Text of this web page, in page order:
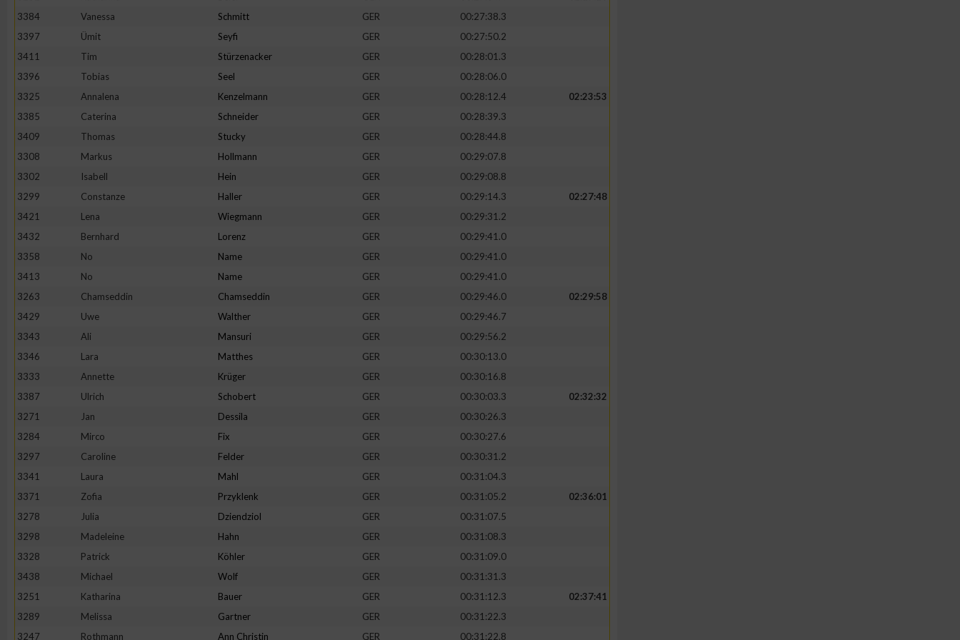
3384
Vanessa Schmitt GER
00:27:38.3
3397
Ümit Seyfi GER
00:27:50.2
3411
Tim Stürzenacker GER
00:28:01.3
3396
Tobias Seel GER
00:28:06.0
3325
Annalena Kenzelmann GER 00:28:12.4
02:23:53
3385
Caterina Schneider GER
00:28:39.3
3409
Thomas Stucky GER
00:28:44.8
3308
Markus Hollmann GER
00:29:07.8
3302
Isabell Hein GER
00:29:08.8
3299
Constanze Haller GER 00:29:14.3
02:27:48
3421
Lena Wiegmann GER
00:29:31.2
3432
Bernhard Lorenz GER
00:29:41.0
3358
No Name GER
00:29:41.0
3413
No Name GER
00:29:41.0
3263
Chamseddin Chamseddin GER 00:29:46.0
02:29:58
3429
Uwe Walther GER
00:29:46.7
3343
Ali Mansuri GER
00:29:56.2
3346
Lara Matthes GER
00:30:13.0
3333
Annette Krüger GER
00:30:16.8
3387
Ulrich Schobert GER 00:30:03.3
02:32:32
3271
Jan Dessila GER
00:30:26.3
3284
Mirco Fix GER
00:30:27.6
3297
Caroline Felder GER
00:30:31.2
3341
Laura Mahl GER
00:31:04.3
3371
Zofia Przyklenk GER 00:31:05.2
02:36:01
3278
Julia Dziendziol GER
00:31:07.5
3298
Madeleine Hahn GER
00:31:08.3
3328
Patrick Köhler GER
00:31:09.0
3438
Michael Wolf GER
00:31:31.3
3251
Katharina Bauer GER 00:31:12.3
02:37:41
3289
Melissa Gartner GER
00:31:22.3
3247
Rothmann Ann Christin GER 00:31:22.8
Verwendung von Profilen zur Auswahl personalisierter Inhalte
Messung der Werbeleistung
Messung der Performance von Inhalten
Analyse von Zielgruppen durch Statistiken oder Kombinationen von Daten aus
verschiedenen Quellen
Verwendung reduzierter Daten zur Auswahl von Inhalten
Verwendung genauer Standortdaten
Geräte anhand von aktiv angeforderten Informationen identifizieren
Notwendig
Performance
Werbung